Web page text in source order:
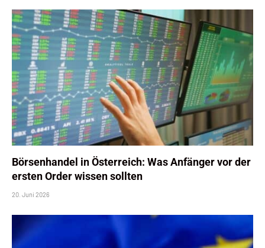
Börsenhandel in Österreich: Was Anfänger vor der
ersten Order wissen sollten
20. Juni 2026